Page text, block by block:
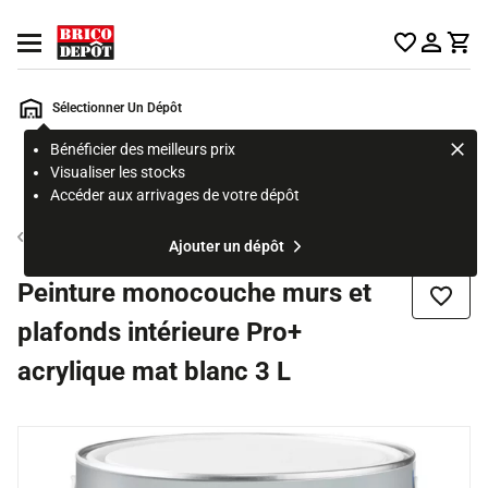
Ouvrir le menu
Sélectionner Un Dépôt
Bénéficier des meilleurs prix
Visualiser les stocks
Accéder aux arrivages de votre dépôt
Ajouter un dépôt
Rechercher
page
Peinture blanche mur et plafond
Peinture monocouche murs et
plafonds intérieure Pro+
acrylique mat blanc 3 L